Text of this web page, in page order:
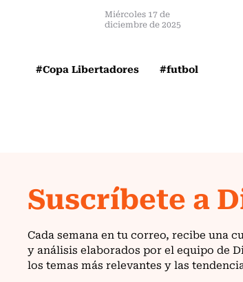
Miércoles 17 de
diciembre de 2025
#Copa Libertadores #futbol